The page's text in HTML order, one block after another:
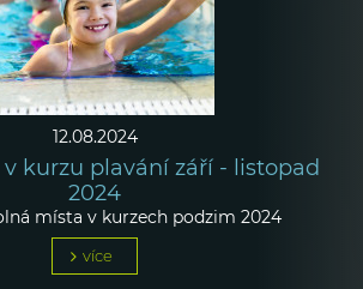
12.08.2024
kurzu plavání září - listopad
2024
místa v kurzech podzim 2024
více